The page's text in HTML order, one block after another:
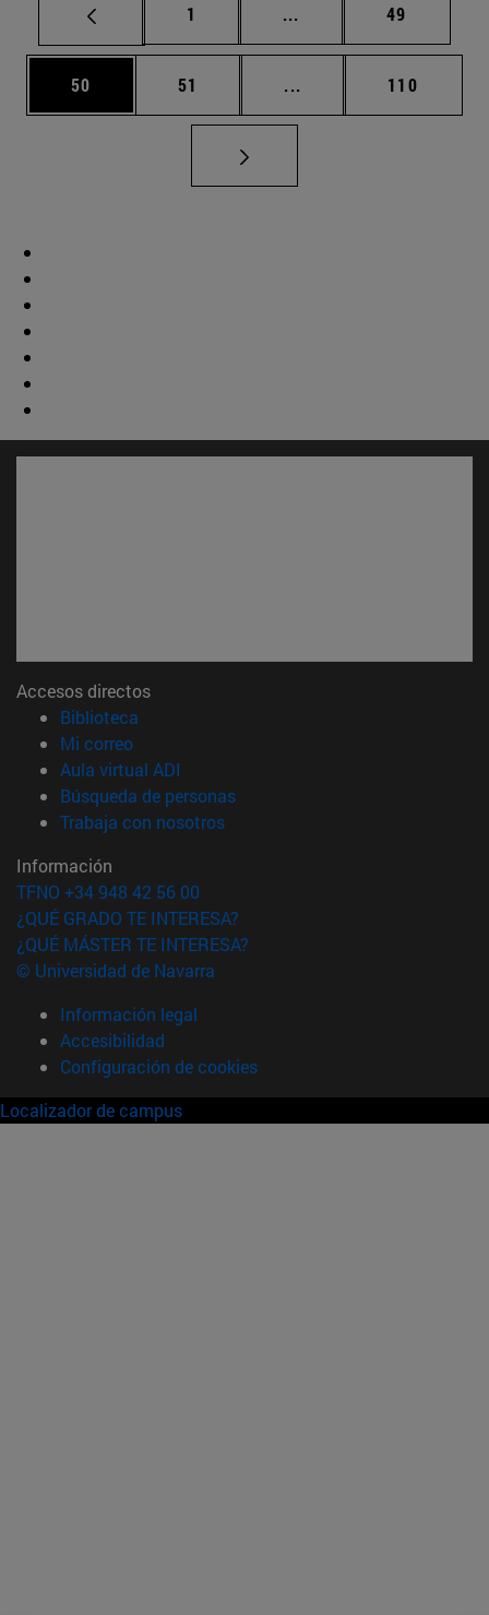
Página
1 ... Páginas intermedias
Página
49
Página
50 Página
51 ... Páginas intermedias
Página
110
Accesos directos
Biblioteca
Mi correo(abre en nueva ventana)
Aula virtual ADI
Búsqueda de personas(abre en nueva ventana)
Trabaja con nosotros(abre en nueva ventana)
Información
TFNO +34 948 42 56 00
¿QUÉ GRADO TE INTERESA?
¿QUÉ MÁSTER TE INTERESA?
© Universidad de Navarra
Información legal
Accesibilidad
Configuración de cookies
Localizador de campus